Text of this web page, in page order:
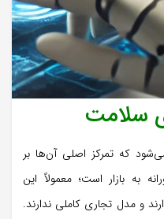
سلامت
که تمرکز اصلی آن‌ها بر
به بازار است؛ معمولاً این
و مدل تجاری کاملی ندارند.